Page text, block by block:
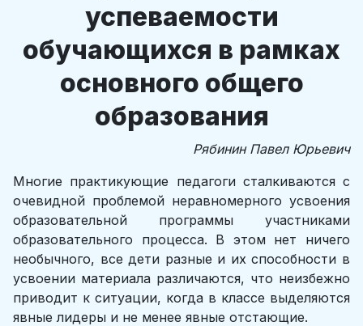
успеваемости
обучающихся в рамках
основного общего
образования
Рябинин Павел Юрьевич
Многие практикующие педагоги сталкиваются с
очевидной проблемой неравномерного усвоения
образовательной программы участниками
образовательного процесса. В этом нет ничего
необычного, все дети разные и их способности в
усвоении материала различаются, что неизбежно
приводит к ситуации, когда в классе выделяются
явные лидеры и не менее явные отстающие.